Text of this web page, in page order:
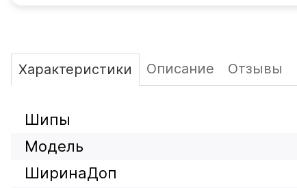
Характеристики Описание Отзывы
Шипы
Модель
ШиринаДоп